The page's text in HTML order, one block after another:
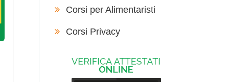
Corsi per Alimentaristi
Corsi Privacy